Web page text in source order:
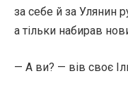
за себе й за Улянин
а тільки набирав
— А ви? — вів своє